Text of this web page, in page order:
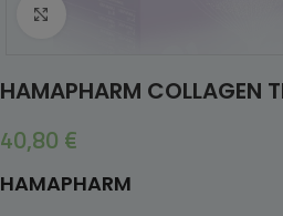
Click to enlarge
HAMAPHARM COLLAGEN
40,80 €
HAMAPHARM